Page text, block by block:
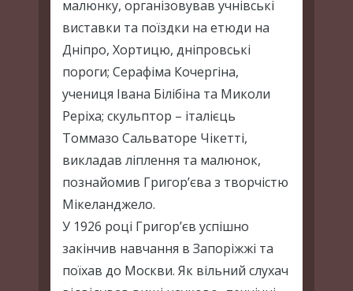
малюнку, організовував учнівські
виставки та поїздки на етюди на
Дніпро, Хортицю, дніпровські
пороги; Серафіма Кочергіна,
учениця Івана Білібіна та Миколи
Реріха; скульптор – італієць
Томмазо Сальваторе Чікетті,
викладав ліплення та малюнок,
познайомив Григор’єва з творчістю
Мікеланджело.
У 1926 році Григор’єв успішно
закінчив навчання в Запоріжжі та
поїхав до Москви. Як вільний слухач